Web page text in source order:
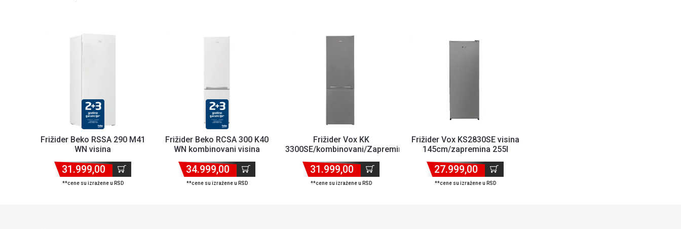
Frižider Beko RSSA 290 M41
WN visina
31.999,00
**cene su izražene u RSD
Frižider Beko RCSA 300 K40
WN kombinovani visina
34.999,00
**cene su izražene u RSD
Frižider Vox KK
3300SE/kombinovani/Zapremina
31.999,00
**cene su izražene u RSD
Frižider Vox KS2830SE visina
145cm/zapremina 255l
27.999,00
**cene su izražene u RSD